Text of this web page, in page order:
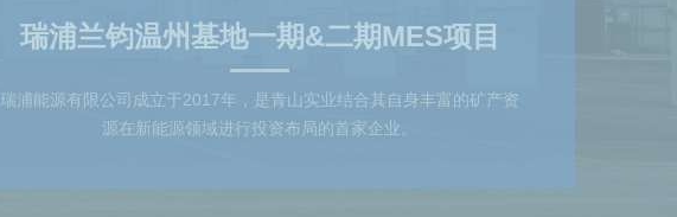
瑞浦兰钧温州基地一期&二期MES项目
瑞浦能源有限公司成立于2017年，是青山实业结合其自身丰富的矿产资
源在新能源领域进行投资布局的首家企业。